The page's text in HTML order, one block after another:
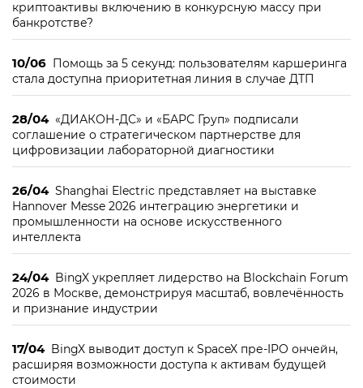
криптоактивы включению в конкурсную массу при
банкротстве?
10/06 Помощь за 5 секунд: пользователям каршеринга
стала доступна приоритетная линия в случае ДТП
28/04 «ДИАКОН-ДС» и «БАРС Груп» подписали
соглашение о стратегическом партнерстве для
цифровизации лабораторной диагностики
26/04 Shanghai Electric представляет на выставке
Hannover Messe 2026 интеграцию энергетики и
промышленности на основе искусственного
интеллекта
24/04 BingX укрепляет лидерство на Blockchain Forum
2026 в Москве, демонстрируя масштаб, вовлечённость
и признание индустрии
17/04 BingX выводит доступ к SpaceX пре-IPO ончейн,
расширяя возможности доступа к активам будущей
стоимости